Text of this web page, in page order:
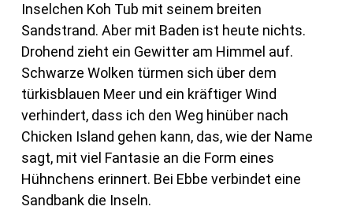
Inselchen Koh Tub mit seinem breiten
Sandstrand. Aber mit Baden ist heute nichts.
Drohend zieht ein Gewitter am Himmel auf.
Schwarze Wolken türmen sich über dem
türkisblauen Meer und ein kräftiger Wind
verhindert, dass ich den Weg hinüber nach
Chicken Island gehen kann, das, wie der Name
sagt, mit viel Fantasie an die Form eines
Hühnchens erinnert. Bei Ebbe verbindet eine
Sandbank die Inseln.